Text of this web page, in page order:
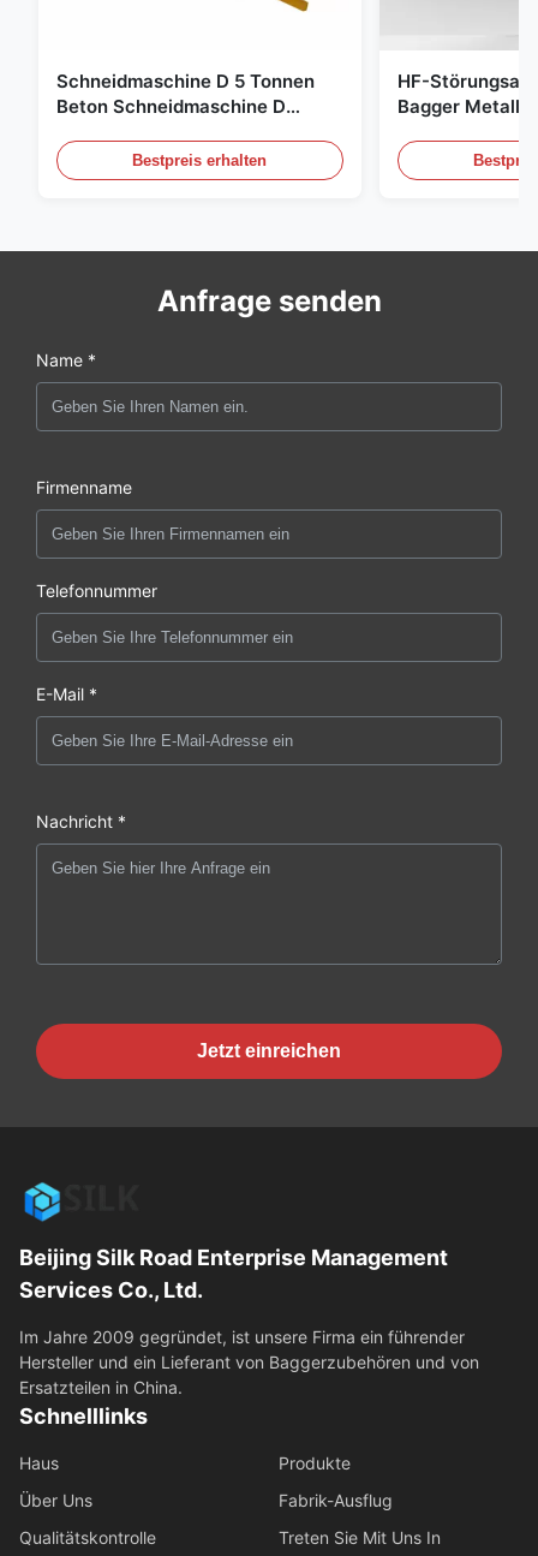
Schneidmaschine D 5 Tonnen
Beton Schneidmaschine D
Bestpreis erhalten
HF-
Bagger
Anfrage senden
Name *
Firmenname
Telefonnummer
E-Mail *
Nachricht *
Jetzt einreichen
Beijing Silk Road Enterprise Management
Services Co., Ltd.
Im Jahre 2009 gegründet, ist unsere Firma ein führender
Hersteller und ein Lieferant von Baggerzubehören und von
Ersatzteilen in China.
Schnelllinks
Haus
Produkte
Über Uns
Fabrik-Ausflug
Qualitätskontrolle
Treten Sie Mit Uns In